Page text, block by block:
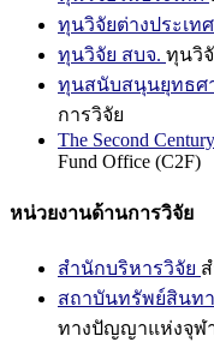
ทุนวิจัยต่างประเทศ
ทุนวิจัย สบจ. ทุนวิ
ทุนสนับสนุนยุทธศ
การวิจัย
The Second
Fund Office (C2F)
หน่วยงานด้านการวิจัย
สำนักบริหารวิจัย
สถาบันทรัพย์สินท
ทางปัญญาแห่งจุฬ